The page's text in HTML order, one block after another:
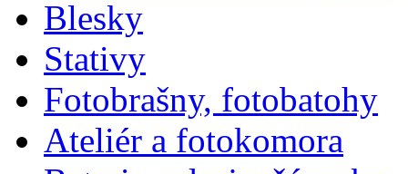
Blesky
Stativy
Fotobrašny, fotobatohy
Ateliér a fotokomora